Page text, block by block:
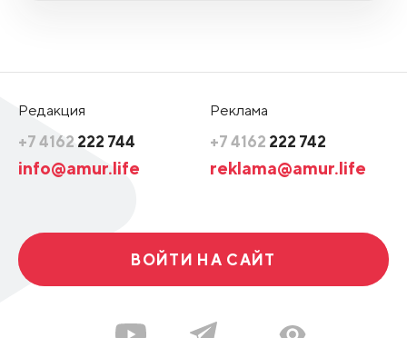
Редакция
+7 4162 222 744
info@amur.life
Реклама
+7 4162 222 742
reklama@amur.life
ВОЙТИ НА САЙТ